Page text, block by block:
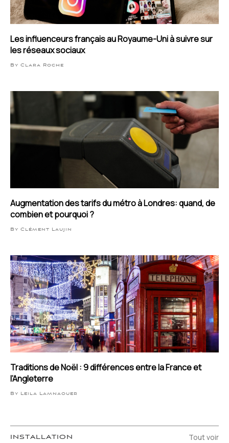
Les influenceurs français au Royaume-Uni à suivre sur
les réseaux sociaux
By Clara Roche
Augmentation des tarifs du métro à Londres: quand, de
combien et pourquoi ?
By Clément Laujin
Traditions de Noël : 9 différences entre la France et
l’Angleterre
By Leila Lamnaouer
INSTALLATION Tout voir